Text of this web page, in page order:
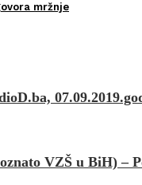
mržnje
VZŠ u BiH) –